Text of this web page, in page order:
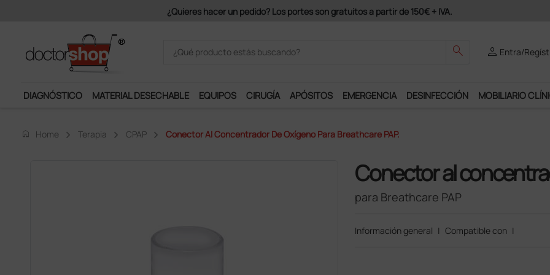
Únete al programa Ds Plus y podrás disfrutar de
search person Entra/
DIAGNÓSTICO MATERIAL DESECHABLE EQUIPOS CIRUGÍA APÓSITOS EMERGENCIA DESINFECCIÓN MOBILIARIO
home Home Terapia CPAP Conector Al Concentrador De Oxígeno Para Breathcare PAP.
Conector al
para Breathcare PAP
Información general | Compatible con |